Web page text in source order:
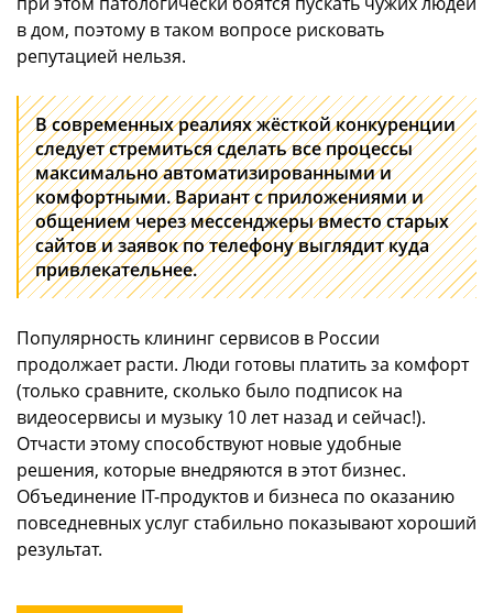
в дом, поэтому в таком вопросе рисковать
репутацией нельзя.
В современных реалиях жёсткой конкуренции
следует стремиться сделать все процессы
максимально автоматизированными и
комфортными. Вариант с приложениями и
общением через мессенджеры вместо старых
сайтов и заявок по телефону выглядит куда
привлекательнее.
Популярность клининг сервисов в России
продолжает расти. Люди готовы платить за комфорт
(только сравните, сколько было подписок на
видеосервисы и музыку 10 лет назад и сейчас!).
Отчасти этому способствуют новые удобные
решения, которые внедряются в этот бизнес.
Объединение IT-продуктов и бизнеса по оказанию
повседневных услуг стабильно показывают хороший
результат.